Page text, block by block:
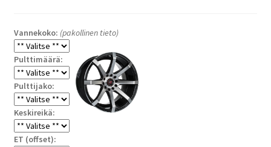
Vannekoko: (pakollinen tieto)
Pulttimäärä:
Pulttijako:
Keskireikä:
ET (offset):